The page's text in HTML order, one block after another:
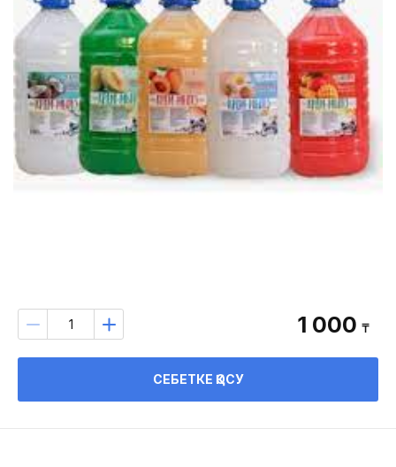
1 000 ₸
СЕБЕТКЕ ҚОСУ